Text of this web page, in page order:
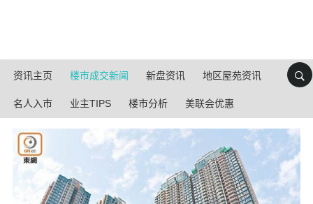
资讯主页 楼市成交新闻 新盘资讯 地区屋苑资讯
名人入市 业主TIPS 楼市分析 美联会优惠